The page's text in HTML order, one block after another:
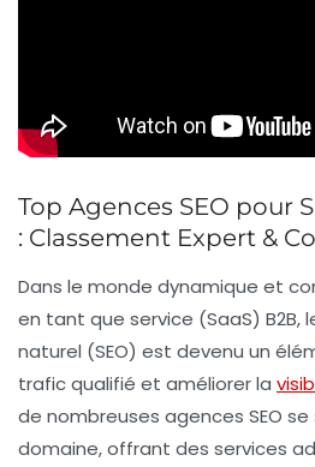
Top Agences SEO pour
: Classement Expert &
Dans le monde dynamique et
en tant que service (SaaS) B2B,
naturel (SEO) est devenu un
trafic qualifié et améliorer la
de nombreuses agences SEO
domaine, offrant des services